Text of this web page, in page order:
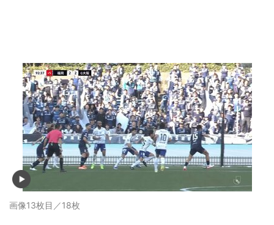
画像13枚目／18枚